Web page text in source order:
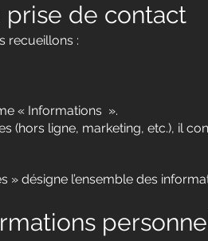
prise de contact
recueillons :
« Informations ».
(hors ligne, marketing, etc.), il
» désigne l’ensemble des